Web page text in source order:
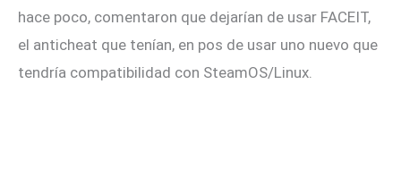
hace poco, comentaron que dejarían de usar FACEIT,
el anticheat que tenían, en pos de usar uno nuevo que
tendría compatibilidad con SteamOS/Linux.